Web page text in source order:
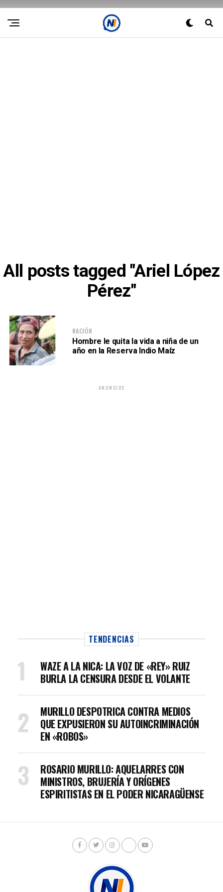
All posts tagged "Ariel López
Pérez"
NACIÓN
Hombre le quita la vida a niña de un
año en la Reserva Indio Maíz
ANUNCIOS
TENDENCIAS
WAZE A LA NICA: LA VOZ DE «REY» RUIZ
BURLA LA CENSURA DESDE EL VOLANTE
MURILLO DESPOTRICA CONTRA MEDIOS
QUE EXPUSIERON SU AUTOINCRIMINACIÓN
EN «ROBOS»
ROSARIO MURILLO: AQUELARRES CON
MINISTROS, BRUJERÍA Y ORÍGENES
ESPIRITISTAS EN EL PODER NICARAGÜENSE